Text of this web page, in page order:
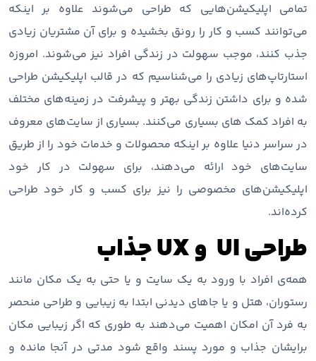
تمامی اپلیکیشن‌هایی که طراحی می‌شوند علاوه بر اینکه
می‌توانند کسب و کار را رونق بخشیده و برای آن مشتریان زیادی
جذب کنند، موجب سهولت در زندگی افراد نیز می‌شوند. امروزه
استارتاپ‌های زیادی را می‌شناسیم که در قالب اپلیکیشن طراحی
شده و برای داشتن زندگی بهتر و پیشرفت در زمینه‌های مختلف
به افراد کمک های بسیاری می‌کنند. بسیاری از سایت‌های معروف
در سراسر دنیا علاوه بر اینکه محصولات و خدمات خود را از طریق
سایت‌های خود ارائه می‌دهند، برای سهولت در کار خود
اپلیکیشن‌های مخصوصی را نیز برای کسب و کار خود طراحی
کرده‌اند.
طراحی UI و UX جذاب
همه‌ی افراد با ورود به یک سایت و یا حتی به یک مکان مانند
رستوران، هتل و یا جاهای دیدنی ابتدا به زیبایی و طراحی منحصر
به فرد آن امکان اهمیت می‌دهند به طوری که اگر زیبایی مکان
برایشان جذاب و مورد پسند واقع شود مدتی در آنجا مانده و